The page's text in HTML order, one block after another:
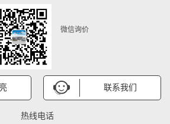
微信询价
联系我们
热线电话